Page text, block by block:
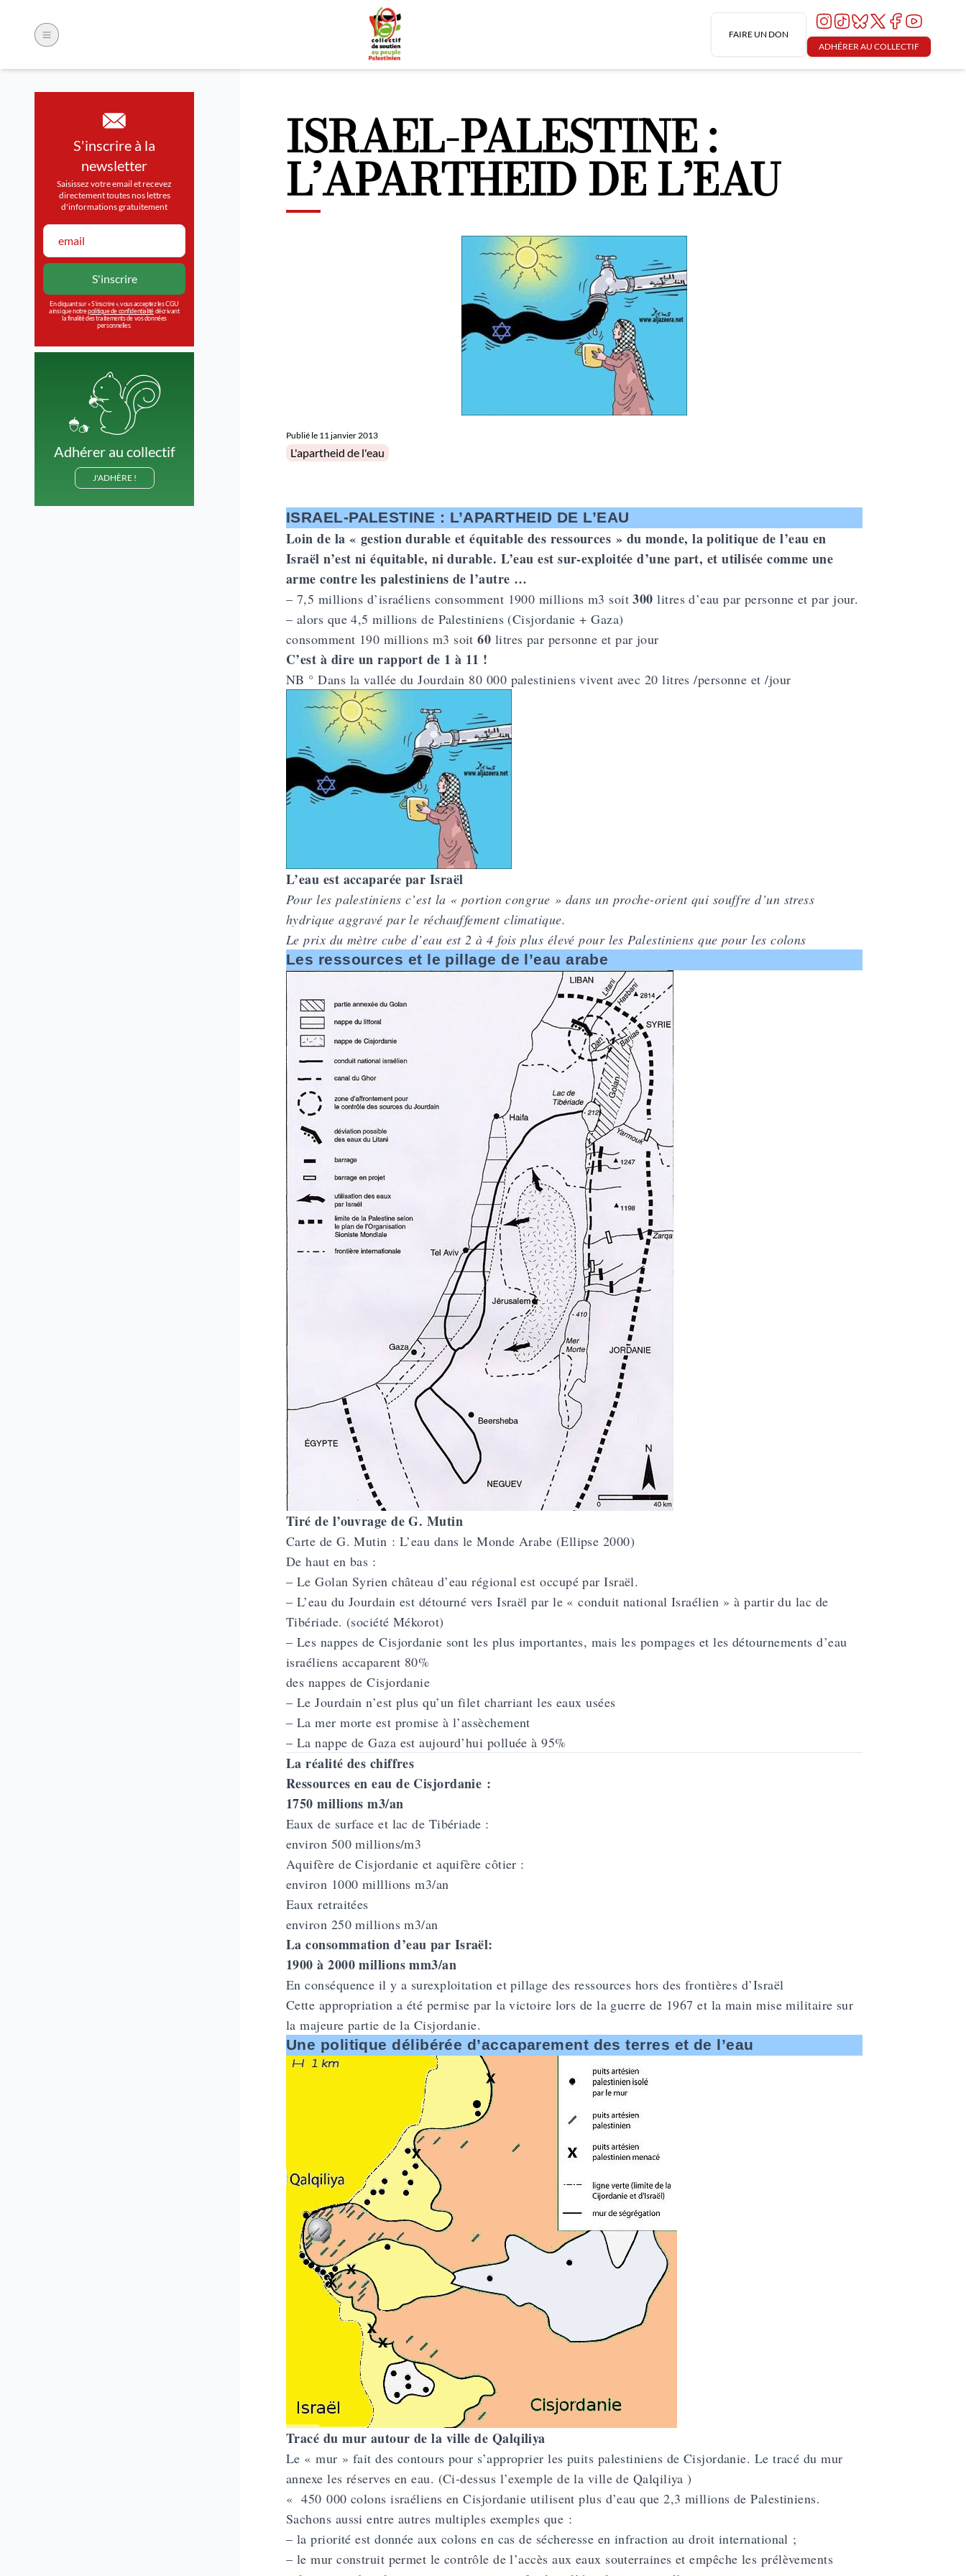
FAIRE UN DON
ADHÉRER AU COLLECTIF
S'inscrire à la
newsletter
Saisissez votre email et recevez
directement toutes nos lettres
d'informations gratuitement
En cliquant sur « S’inscrire », vous acceptez les CGU
ainsi que notrepolitique de confidentialitédécrivant
la finalité des traitements de vos données
personnelles.
Adhérer au collectif
J'ADHÈRE !
ISRAEL-PALESTINE :
L’APARTHEID DE L’EAU
Publié le 11 janvier 2013
Posted in
L'apartheid de l'eau
ISRAEL-PALESTINE : L’APARTHEID DE L’EAU
Loin de la « gestion durable et équitable des ressources » du monde, la politique de l’eau en
Israël n’est ni équitable, ni durable. L’eau est sur-exploitée d’une part, et utilisée comme une
arme contre les palestiniens de l’autre …
– 7,5 millions d’israéliens consomment 1900 millions m3 soit300litres d’eau par personne et par jour.
– alors que 4,5 millions de Palestiniens (Cisjordanie + Gaza)
consomment 190 millions m3 soit60 litres par personne et par jour
C’est à dire un rapport de 1 à 11 !
NB ° Dans la vallée du Jourdain 80 000 palestiniens vivent avec 20 litres /personne et /jour
L’eau est accaparée par Israël
Pour les palestiniens c’est la « portion congrue » dans un proche-orient qui souffre d’un stress
hydrique aggravé par le réchauffement climatique.
Le prix du mètre cube d’eau est 2 à 4 fois plus élevé pour les Palestiniens que pour les colons
Les ressources et le pillage de l’eau arabe
Tiré de l’ouvrage de G. Mutin
Carte de G. Mutin : L’eau dans le Monde Arabe (Ellipse 2000)
De haut en bas :
– Le Golan Syrien château d’eau régional est occupé par Israël.
– L’eau du Jourdain est détourné vers Israël par le « conduit national Israélien » à partir du lac de
Tibériade. (société Mékorot)
– Les nappes de Cisjordanie sont les plus importantes, mais les pompages et les détournements d’eau
israéliens accaparent 80%
des nappes de Cisjordanie
– Le Jourdain n’est plus qu’un filet charriant les eaux usées
– La mer morte est promise à l’assèchement
– La nappe de Gaza est aujourd’hui polluée à 95%
La réalité des chiffres
Ressources en eau de Cisjordanie :
1750 millions m3/an
Eaux de surface et lac de Tibériade :
environ 500 millions/m3
Aquifère de Cisjordanie et aquifère côtier :
environ 1000 milllions m3/an
Eaux retraitées
environ 250 millions m3/an
La consommation d’eau par Israël:
1900 à 2000 millions mm3/an
En conséquence il y a surexploitation et pillage des ressources hors des frontières d’Israël
Cette appropriation a été permise par la victoire lors de la guerre de 1967 et la main mise militaire sur
la majeure partie de la Cisjordanie.
Une politique délibérée d’accaparement des terres et de l’eau
Tracé du mur autour de la ville de Qalqiliya
Le « mur » fait des contours pour s’approprier les puits palestiniens de Cisjordanie. Le tracé du mur
annexe les réserves en eau. (Ci-dessus l’exemple de la ville de Qalqiliya )
« 450 000 colons israéliens en Cisjordanie utilisent plus d’eau que 2,3 millions de Palestiniens.
Sachons aussi entre autres multiples exemples que :
– la priorité est donnée aux colons en cas de sécheresse en infraction au droit international ;
– le mur construit permet le contrôle de l’accès aux eaux souterraines et empêche les prélèvements